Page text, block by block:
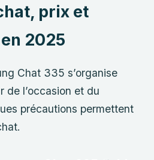
prix et
2025
Chat 335 s’organise
de l’occasion et du
précautions permettent